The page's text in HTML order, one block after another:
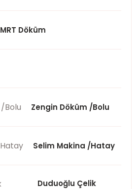
MRT Döküm
Zengin Döküm /Bolu
Selim Makina /Hatay
Duduoğlu Çelik